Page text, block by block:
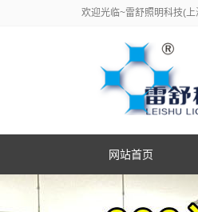
欢迎光临~雷舒照明科技(上
网站首页